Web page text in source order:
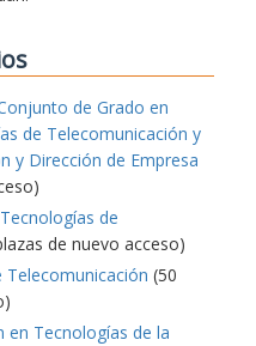
de Grado en
de Telecomunicación y
y Dirección de Empresa
de
de nuevo acceso)
Telecomunicación (50
en Tecnologías de la